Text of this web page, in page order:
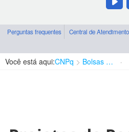
Perguntas frequentes Central de Atendimento
Você está aqui:CNPq Bolsas e Auxílios Vigentes